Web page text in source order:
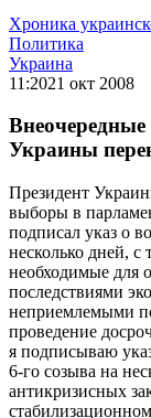
Хроника
Политика
Украина
11:2021 окт 2008
Украины
Президент
выборы в
подписал указ о
несколько дней, с
необходимые для
последствиями
неприемлемыми
проведение
я подписываю
6-го созыва на
антикризисных